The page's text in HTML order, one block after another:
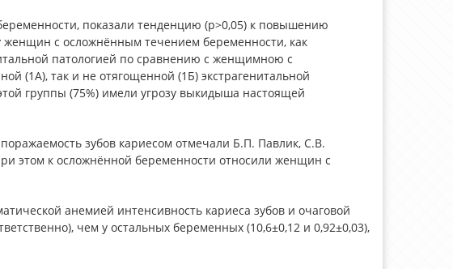
показали тенденцию (р>0,05) к повышению
женщин с осложнённым течением беременности, как
патологией по сравнению с женщимною с
(1А), так и не отягощенной (1Б) экстрагенитальной
группы (75%) имели угрозу выкидыша настоящей
зубов кариесом отмечали Б.П. Павлик, С.В.
этом к осложнённой беременности относили женщин с
анемией интенсивность кариеса зубов и очаговой
чем у остальных беременных (10,6±0,12 и 0,92±0,03),